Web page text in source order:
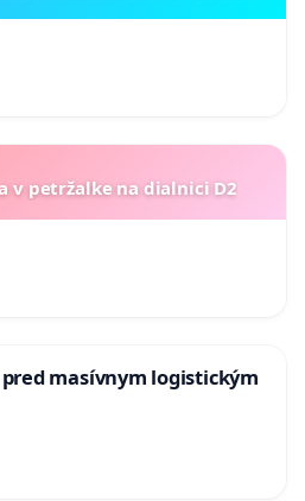
v petržalke na dialnici D2
masívnym logistickým